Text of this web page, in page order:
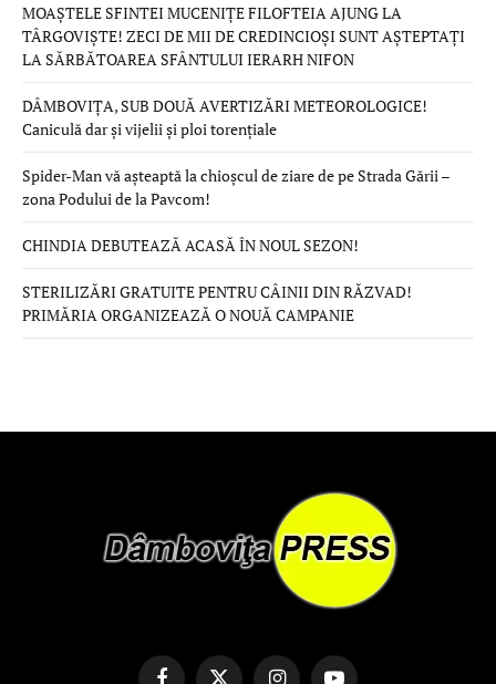
MOAȘTELE SFINTEI MUCENIȚE FILOFTEIA AJUNG LA
TÂRGOVIȘTE! ZECI DE MII DE CREDINCIOȘI SUNT AȘTEPTAȚI
LA SĂRBĂTOAREA SFÂNTULUI IERARH NIFON
DÂMBOVIȚA, SUB DOUĂ AVERTIZĂRI METEOROLOGICE!
Caniculă dar și vijelii și ploi torențiale
Spider-Man vă așteaptă la chioșcul de ziare de pe Strada Gării –
zona Podului de la Pavcom!
CHINDIA DEBUTEAZĂ ACASĂ ÎN NOUL SEZON!
STERILIZĂRI GRATUITE PENTRU CÂINII DIN RĂZVAD!
PRIMĂRIA ORGANIZEAZĂ O NOUĂ CAMPANIE